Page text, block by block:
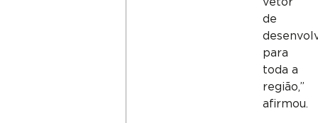
vetor
de
para
toda a
região,”
afirmou.